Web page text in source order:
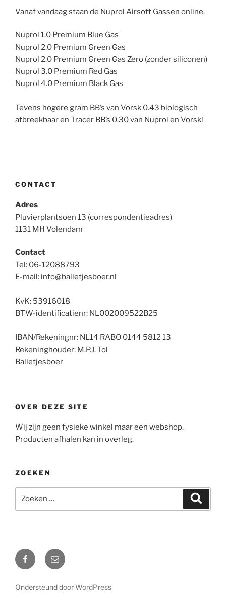
Vanaf vandaag staan de Nuprol Airsoft Gassen online.
Nuprol 1.0 Premium Blue Gas
Nuprol 2.0 Premium Green Gas
Nuprol 2.0 Premium Green Gas Zero (zonder siliconen)
Nuprol 3.0 Premium Red Gas
Nuprol 4.0 Premium Black Gas
Tevens hogere gram BB’s van Vorsk 0.43 biologisch
afbreekbaar en Tracer BB’s 0.30 van Nuprol en Vorsk!
CONTACT
Adres
Pluvierplantsoen 13 (correspondentieadres)
1131 MH Volendam
Contact
Tel: 06-12088793
E-mail: info@balletjesboer.nl
KvK: 53916018
BTW-identificatienr: NL002009522B25
IBAN/Rekeningnr: NL14 RABO 0144 5812 13
Rekeninghouder: M.P.J. Tol
Balletjesboer
OVER DEZE SITE
Wij zijn geen fysieke winkel maar een webshop.
Producten afhalen kan in overleg.
ZOEKEN
naar:
FacebookMail
Ondersteund door WordPress